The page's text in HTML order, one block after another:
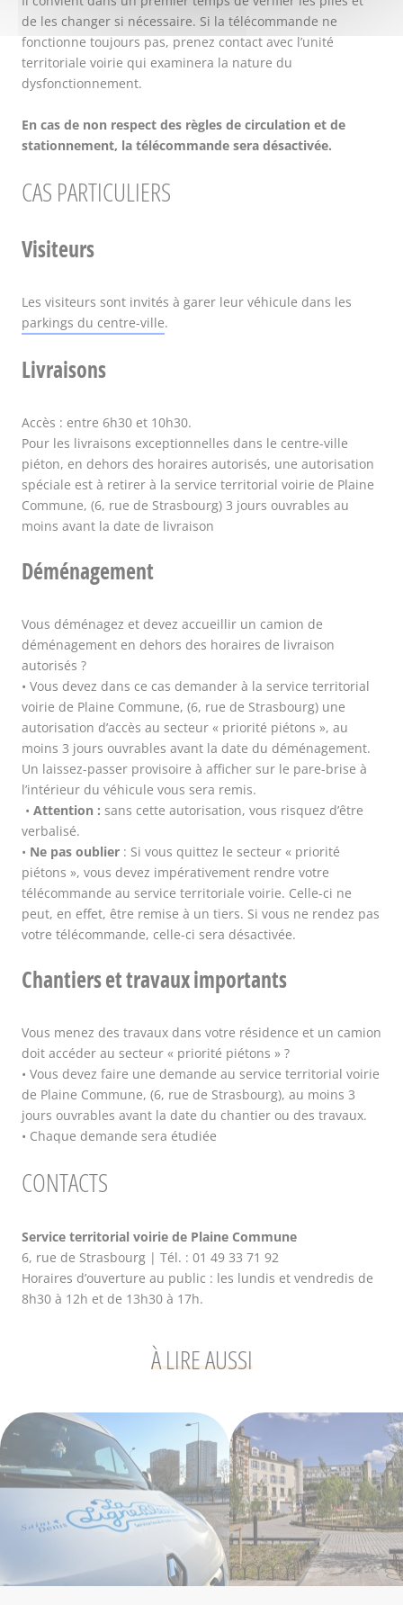
de les changer si nécessaire. Si la télécommande ne
fonctionne toujours pas, prenez contact avec l’unité
territoriale voirie qui examinera la nature du
dysfonctionnement.
En cas de non respect des règles de circulation et de
stationnement, la télécommande sera désactivée.
CAS PARTICULIERS
Visiteurs
Les visiteurs sont invités à garer leur véhicule dans les
parkings du centre-ville.
Livraisons
Accès : entre 6h30 et 10h30.
Pour les livraisons exceptionnelles dans le centre-ville
piéton, en dehors des horaires autorisés, une autorisation
spéciale est à retirer à la service territorial voirie de Plaine
Commune, (6, rue de Strasbourg) 3 jours ouvrables au
moins avant la date de livraison
Déménagement
Vous déménagez et devez accueillir un camion de
déménagement en dehors des horaires de livraison
autorisés ?
• Vous devez dans ce cas demander à la service territorial
voirie de Plaine Commune, (6, rue de Strasbourg) une
autorisation d’accès au secteur « priorité piétons », au
moins 3 jours ouvrables avant la date du déménagement.
Un laissez-passer provisoire à afficher sur le pare-brise à
l’intérieur du véhicule vous sera remis.
• Attention : sans cette autorisation, vous risquez d’être
verbalisé.
• Ne pas oublier : Si vous quittez le secteur « priorité
piétons », vous devez impérativement rendre votre
télécommande au service territoriale voirie. Celle-ci ne
peut, en effet, être remise à un tiers. Si vous ne rendez pas
votre télécommande, celle-ci sera désactivée.
Chantiers et travaux importants
Vous menez des travaux dans votre résidence et un camion
doit accéder au secteur « priorité piétons » ?
• Vous devez faire une demande au service territorial voirie
de Plaine Commune, (6, rue de Strasbourg), au moins 3
jours ouvrables avant la date du chantier ou des travaux.
• Chaque demande sera étudiée
CONTACTS
Service territorial voirie de Plaine Commune
6, rue de Strasbourg | Tél. : 01 49 33 71 92
Horaires d’ouverture au public : les lundis et vendredis de
8h30 à 12h et de 13h30 à 17h.
À LIRE AUSSI